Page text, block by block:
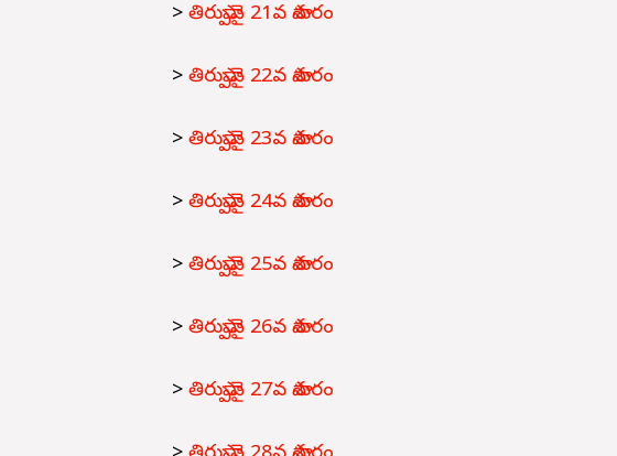
> తిరుప్పావై 21వ పాశురం
> తిరుప్పావై 22వ పాశురం
> తిరుప్పావై 23వ పాశురం
> తిరుప్పావై 24వ పాశురం
> తిరుప్పావై 25వ పాశురం
> తిరుప్పావై 26వ పాశురం
> తిరుప్పావై 27వ పాశురం